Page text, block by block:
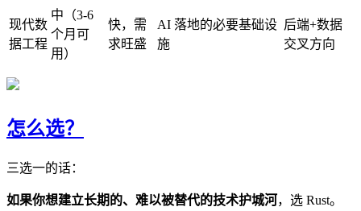
现代数
据工程
中（3-6
个月可
用）
快，需
求旺盛
AI 落地的必要基础设
施
后端+数据
交叉方向
怎么选？
三选一的话：
如果你想建立长期的、难以被替代的技术护城河，选 Rust。